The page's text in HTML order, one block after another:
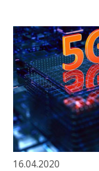
16.04.2020